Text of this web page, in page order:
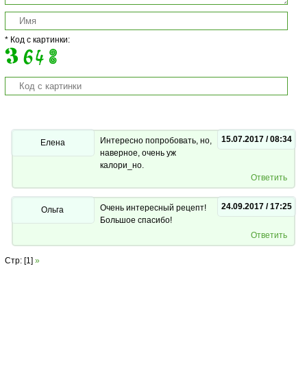
* Код с картинки:
15.07.2017 / 08:34
Елена
Интересно попробовать, но,
наверное, очень уж
калори_но.
Ответить
24.09.2017 / 17:25
Ольга
Очень интересный рецепт!
Большое спасибо!
Ответить
Стр: [1] »